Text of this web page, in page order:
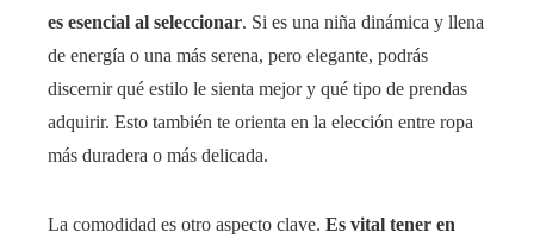
es esencial al seleccionar. Si es una niña dinámica y llena
de energía o una más serena, pero elegante, podrás
discernir qué estilo le sienta mejor y qué tipo de prendas
adquirir. Esto también te orienta en la elección entre ropa
más duradera o más delicada.
La comodidad es otro aspecto clave. Es vital tener en